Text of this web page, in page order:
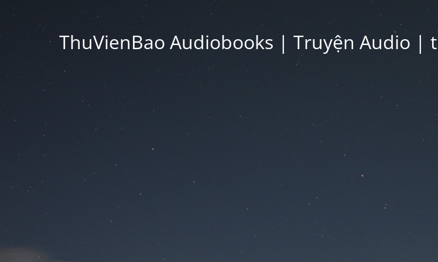
ThuVienBao Audiobooks | Truyện Audio